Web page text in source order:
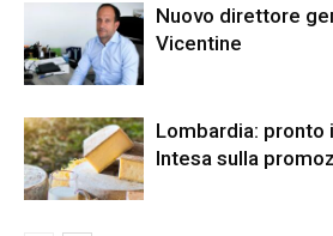
Nuovo direttore
Vicentine
Lombardia: pronto
Intesa sulla